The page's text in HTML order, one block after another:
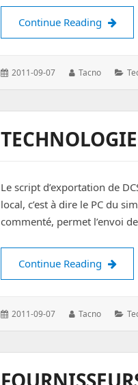
Continue Reading
Posted
2011-09-07 Author:
Tacno
Le script d’exportation de
local, c’est à dire le PC du
commenté, permet l’envoi
Continue Reading
Posted
2011-09-07 Author:
Tacno